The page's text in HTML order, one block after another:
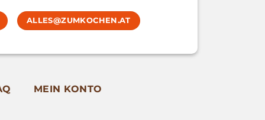
ALLES@ZUMKOCHEN.AT
MEIN KONTO